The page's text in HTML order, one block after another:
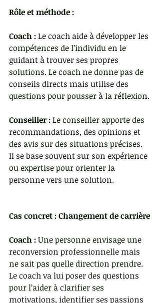
Rôle et méthode :
Coach : Le coach aide à développer les
compétences de l’individu en le
guidant à trouver ses propres
solutions. Le coach ne donne pas de
conseils directs mais utilise des
questions pour pousser à la réflexion.
Conseiller : Le conseiller apporte des
recommandations, des opinions et
des avis sur des situations précises.
Il se base souvent sur son expérience
ou expertise pour orienter la
personne vers une solution.
Cas concret : Changement de carrière
Coach : Une personne envisage une
reconversion professionnelle mais
ne sait pas quelle direction prendre.
Le coach va lui poser des questions
pour l’aider à clarifier ses
motivations, identifier ses passions